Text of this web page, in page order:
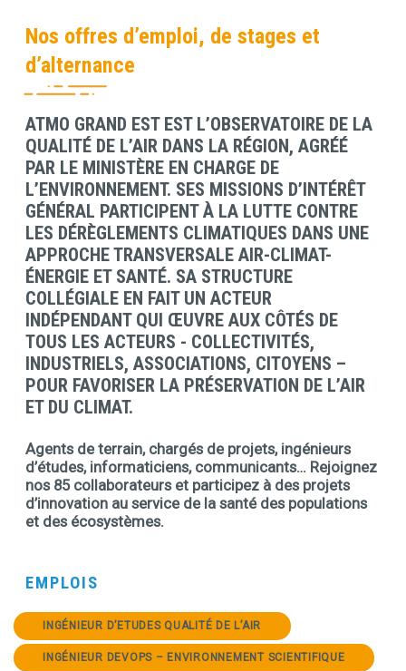
Nos offres d’emploi, de stages et
d’alternance
Contenu
ATMO GRAND EST EST L’OBSERVATOIRE DE LA
QUALITÉ DE L’AIR DANS LA RÉGION, AGRÉÉ
PAR LE MINISTÈRE EN CHARGE DE
L’ENVIRONNEMENT. SES MISSIONS D’INTÉRÊT
GÉNÉRAL PARTICIPENT À LA LUTTE CONTRE
LES DÉRÈGLEMENTS CLIMATIQUES DANS UNE
APPROCHE TRANSVERSALE AIR-CLIMAT-
ÉNERGIE ET SANTÉ. SA STRUCTURE
COLLÉGIALE EN FAIT UN ACTEUR
INDÉPENDANT QUI ŒUVRE AUX CÔTÉS DE
TOUS LES ACTEURS - COLLECTIVITÉS,
INDUSTRIELS, ASSOCIATIONS, CITOYENS –
POUR FAVORISER LA PRÉSERVATION DE L’AIR
ET DU CLIMAT.
Agents de terrain, chargés de projets, ingénieurs
d’études, informaticiens, communicants… Rejoignez
nos 85 collaborateurs et participez à des projets
d’innovation au service de la santé des populations
et des écosystèmes.
EMPLOIS
INGÉNIEUR D’ETUDES QUALITÉ DE L’AIR
INGÉNIEUR DEVOPS – ENVIRONNEMENT SCIENTIFIQUE